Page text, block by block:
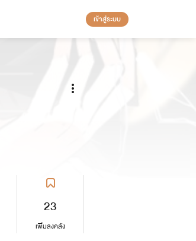
เข้าสู่ระบบ
23
เพิ่มลงคลัง